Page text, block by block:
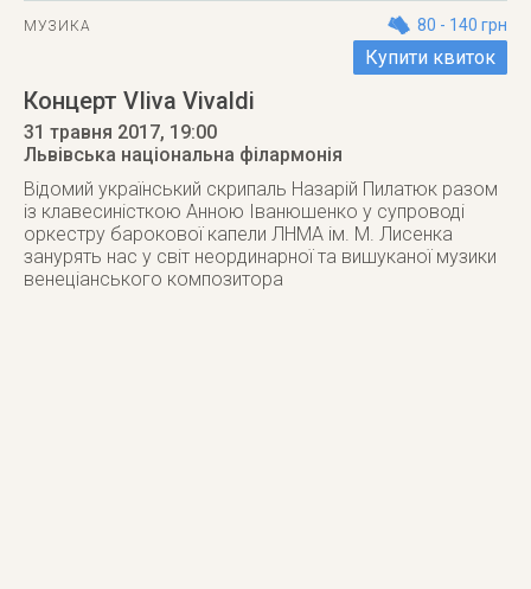
МУЗИКА 80 - 140 грн
Купити квиток
Концерт VIiva Vivaldi
31 травня 2017, 19:00
Львівська національна філармонія
Відомий український скрипаль Назарій Пилатюк разом
із клавесиністкою Анною Іванюшенко у супроводі
оркестру барокової капели ЛНМА ім. М. Лисенка
занурять нас у світ неординарної та вишуканої музики
венеціанського композитора